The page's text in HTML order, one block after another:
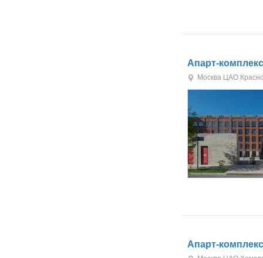
Апарт-
Москва ЦАО
Апарт-